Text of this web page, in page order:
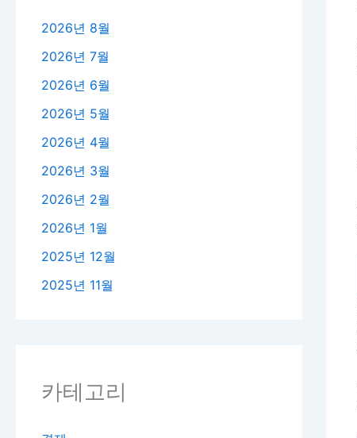
2026년 8월
2026년 7월
2026년 6월
2026년 5월
2026년 4월
2026년 3월
2026년 2월
2026년 1월
2025년 12월
2025년 11월
카테고리